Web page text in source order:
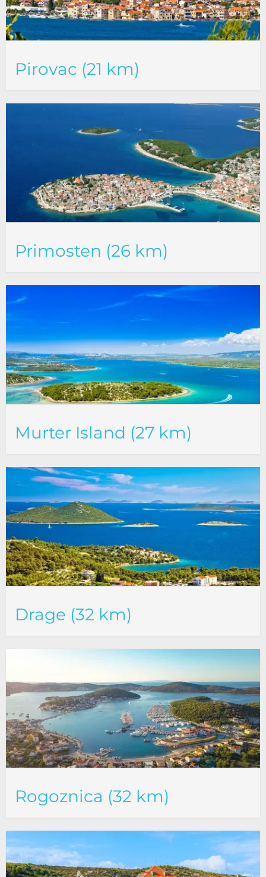
Pirovac (21 km)
Primosten (26 km)
Murter Island (27 km)
Drage (32 km)
Rogoznica (32 km)